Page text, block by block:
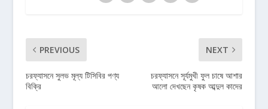
PREVIOUS
চরফ্যাসনে সুলভ মূল্য টিসিবির পণ্য
বিক্রি
NEXT
চরফ্যাসনে সূর্যমুখী ফুল চাষে আশার
আলো দেখছেন কৃষক আব্দুল কাদের